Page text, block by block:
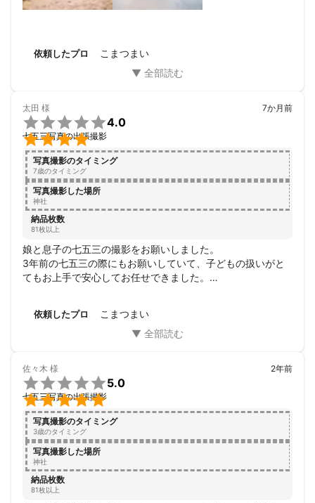
【安城市】
【名古屋市】
ブルーボネット・荒子川公園・大高緑地公園・有松旧街道・笹加
徳川園・名古屋市政資料館・鶴舞公園・鶴々亭・トヨタ産業技術
記念館・
成海神社・川原神社・山田天満宮・塩竈神社・伊奴神社・針名神
社・
八剣神社・東別院・豊国神社
レンタルスタジオPorta・千代田ヴィレッジ・Space et cetera・
Photo StudioNY・フォトスタジオエニッシュ・ターミナルレンタ
ルスタジオ星が丘
【愛知県内その他】
《高浜市》cafeけやきの杜
《東海市》熊野神社
《瀬戸市》慶昌院
《知多市》新舞子マリンパーク
《西尾市》伊文神社・西尾市歴史公園・尚古荘・
《尾張旭市》どうだん亭・渋川神社
【愛知県外】
《静岡県》吉田公園
《長野県》小諸城址 懐古園・雪窓公園・新海三社神社・龍岡城五
稜郭・松原湖・
軽井沢タリアセン・ムーゼの森
《山梨県》忍野八海
《兵庫県》舞子公園
《福井県》丹巌洞 他
依頼したプロ こまつまい
太田 様


4.0
七五三写真の出張撮影
7か月前
写真撮影のタイミング
7歳のタイミング
写真撮影した場所
神社
納品枚数
81枚以上
娘と息子の七五三の撮影をお願いしました。
3年前の七五三の際にもお願いしていて、子どもの扱いがと
てもお上手で安心してお任せできました。
ありがとうございました。
依頼したプロ こまつまい
佐々木 様


5.0
七五三写真の出張撮影
2年前
写真撮影のタイミング
3歳のタイミング
写真撮影した場所
神社
納品枚数
81枚以上